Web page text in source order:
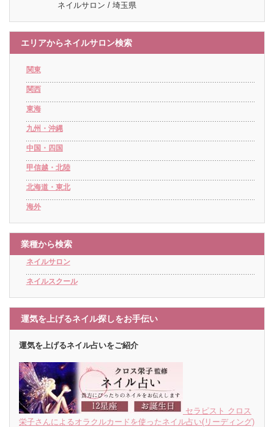
ネイルサロン / 埼玉県
エリアからネイルサロン検索
関東
関西
東海
九州・沖縄
中国・四国
甲信越・北陸
北海道・東北
海外
業種から検索
ネイルサロン
ネイルスクール
運気を上げるネイル探しをお手伝い
運気を上げるネイル占いをご紹介
セラピスト クロス
栄子さんによるオラクルカードを使ったネイル占い(リーディング)